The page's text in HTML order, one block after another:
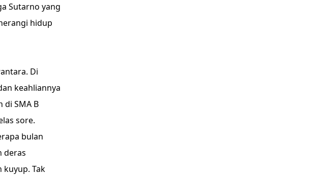
Sutarno yang
hidup
Di
keahliannya
di SMA B
sore.
bulan
deras
kuyup. Tak